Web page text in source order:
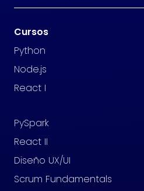
Cursos
Python
Node.js
React I
PySpark
React II
Diseño UX/UI
Scrum Fundamentals